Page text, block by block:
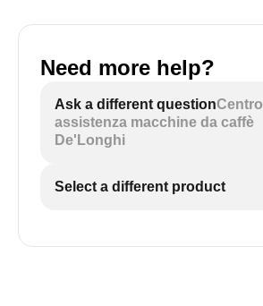
Need more help?
Ask a different questionCentro
assistenza macchine da caffè
De'Longhi
Select a different product